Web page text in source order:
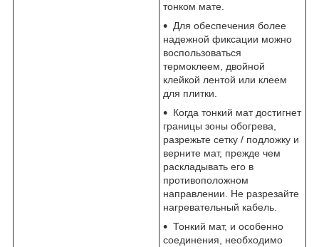
тонком мате.
Для обеспечения более
надежной фиксации можно
воспользоваться
термоклеем, двойной
клейкой лентой или клеем
для плитки.
Когда тонкий мат достигнет
границы зоны обогрева,
разрежьте сетку / подложку и
верните мат, прежде чем
раскладывать его в
противоположном
направлении. Не разрезайте
нагревательный кабель.
Тонкий мат, и особенно
соединения, необходимо